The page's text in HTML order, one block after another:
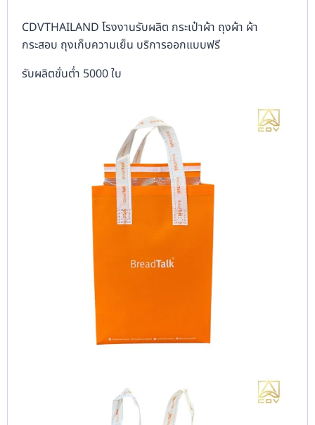
CDVTHAILAND โรงงานรับผลิต กระเป๋าผ้า ถุงผ้า ผ้า
กระสอบ ถุงเก็บความเย็น บริการออกแบบฟรี
รับผลิตขั่นต่ำ 5000 ใบ